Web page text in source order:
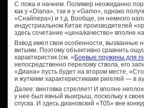
С ложа и начнем. Полимер неожиданно
как у «Diana», так и у «Gamo», однако
«Снайпера») и т.д. Вообще, он немного
индустриальном Китае производителей
здесь сочетание «цена/качество» вполне
Взвод имел свои особенности, вызванные
витыми. Поэтому объективно сравнить
характеристик (см. « Боевые пружины для
непосредственно перелому ствола, его
«Диана» пусть будет на втором месте,
и жуткими характеристиками ригелей — в
Далее: винтовка стреляет! И вполне
у нее был явный выигрыш, поскольку к
спуска. И здесь диановский «Т05» вне